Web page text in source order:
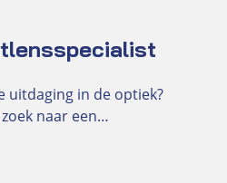
uitdaging in de optiek?
naar een…